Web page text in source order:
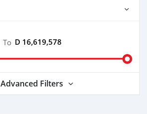
To D 16,619,578
Advanced Filters